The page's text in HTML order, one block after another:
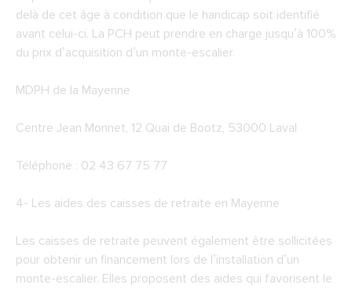
delà de cet âge à condition que le handicap soit identifié
avant celui-ci. La PCH peut prendre en charge jusqu’à 100%
du prix d’acquisition d’un monte-escalier.
MDPH de la Mayenne
Centre Jean Monnet, 12 Quai de Bootz, 53000 Laval
Téléphone : 02 43 67 75 77
4- Les aides des caisses de retraite en Mayenne
Les caisses de retraite peuvent également être sollicitées
pour obtenir un financement lors de l’installation d’un
monte-escalier. Elles proposent des aides qui favorisent le